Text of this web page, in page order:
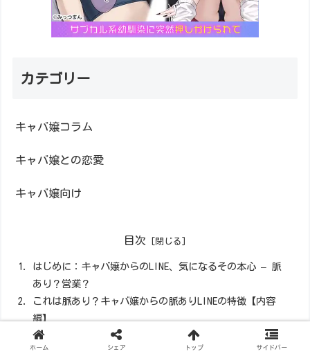
カテゴリー
キャバ嬢コラム
キャバ嬢との恋愛
キャバ嬢向け
目次
はじめに：キャバ嬢からのLINE、気になるその本心 – 脈
あり？営業？
これは脈あり？キャバ嬢からの脈ありLINEの特徴【内容
編】
これは脈あり？キャバ嬢からの脈ありLINEの特徴【頻度・
タイミング編】
ホーム シェア トップ サイドバー